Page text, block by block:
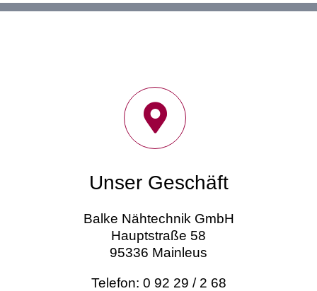
Unser Geschäft
Balke Nähtechnik GmbH
Hauptstraße 58
95336 Mainleus
Telefon: 0 92 29 / 2 68